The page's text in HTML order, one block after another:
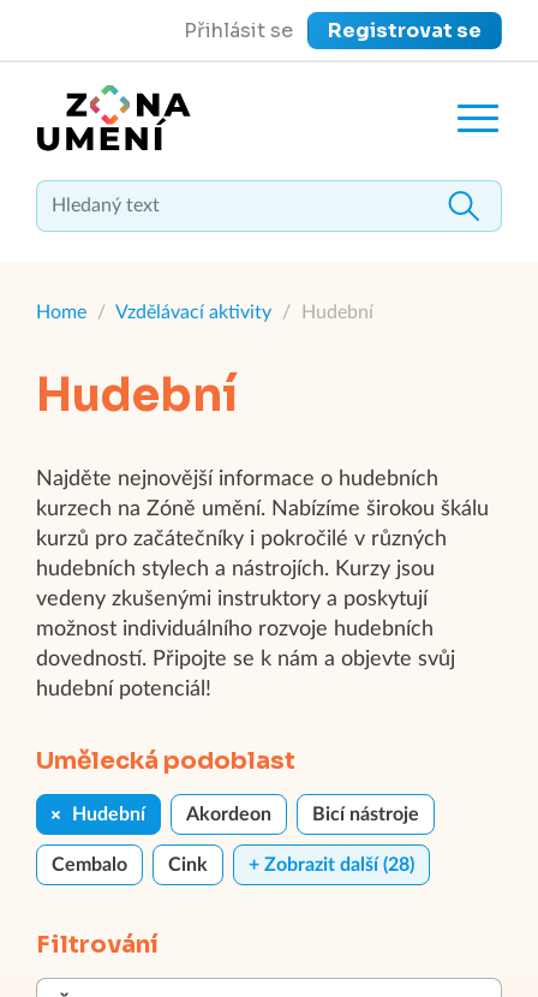
Přihlásit se Registrovat se
Zavřít menu
Home / Vzdělávací aktivity / Hudební
Hudební
Najděte nejnovější informace o hudebních
kurzech na Zóně umění. Nabízíme širokou škálu
kurzů pro začátečníky i pokročilé v různých
hudebních stylech a nástrojích. Kurzy jsou
vedeny zkušenými instruktory a poskytují
možnost individuálního rozvoje hudebních
dovedností. Připojte se k nám a objevte svůj
hudební potenciál!
Umělecká podoblast
Hudební Akordeon Bicí nástroje
Cembalo Cink + Zobrazit další (28)
Filtrování